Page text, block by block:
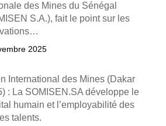
des Mines du Sénégal
S.A.), fait le point sur les
2025
International des Mines (Dakar
: La SOMISEN.SA développe le
humain et l’employabilité des
talents.